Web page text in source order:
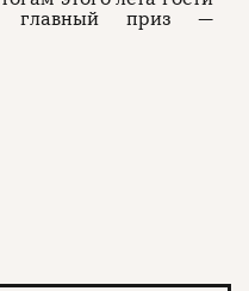
главный приз —